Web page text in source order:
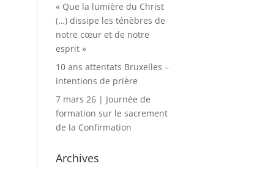
« Que la lumière du Christ
(…) dissipe les ténèbres de
notre cœur et de notre
esprit »
10 ans attentats Bruxelles –
intentions de prière
7 mars 26 | Journée de
formation sur le sacrement
de la Confirmation
Archives